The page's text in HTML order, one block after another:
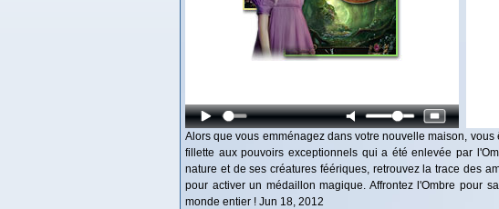
Alors que vous emménagez dans votre nouvelle maison,
fillette aux pouvoirs exceptionnels qui a été enlevée par
nature et de ses créatures féériques, retrouvez la trace des
pour activer un médaillon magique. Affrontez l'Ombre pour
monde entier ! Jun 18, 2012